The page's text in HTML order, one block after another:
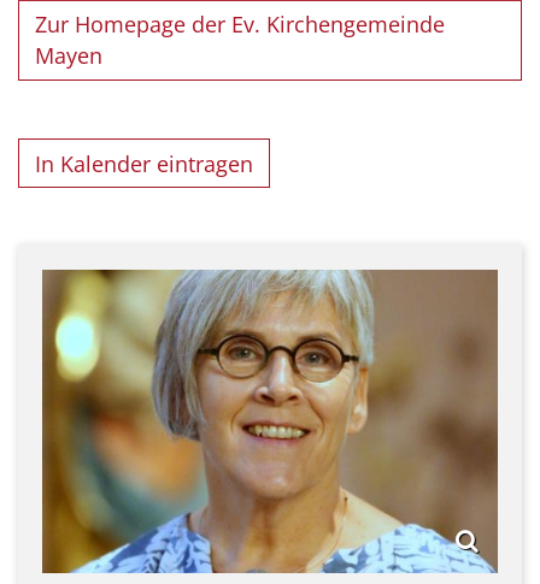
Zur Homepage der Ev. Kirchengemeinde
Mayen
In Kalender eintragen